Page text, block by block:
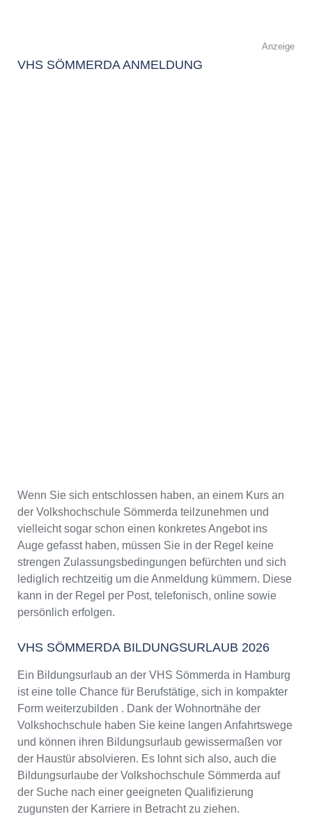
Anzeige
VHS SÖMMERDA ANMELDUNG
Wenn Sie sich entschlossen haben, an einem Kurs an
der Volkshochschule Sömmerda teilzunehmen und
vielleicht sogar schon einen konkretes Angebot ins
Auge gefasst haben, müssen Sie in der Regel keine
strengen Zulassungsbedingungen befürchten und sich
lediglich rechtzeitig um die Anmeldung kümmern. Diese
kann in der Regel per Post, telefonisch, online sowie
persönlich erfolgen.
VHS SÖMMERDA BILDUNGSURLAUB 2026
Ein Bildungsurlaub an der VHS Sömmerda in Hamburg
ist eine tolle Chance für Berufstätige, sich in kompakter
Form weiterzubilden . Dank der Wohnortnähe der
Volkshochschule haben Sie keine langen Anfahrtswege
und können ihren Bildungsurlaub gewissermaßen vor
der Haustür absolvieren. Es lohnt sich also, auch die
Bildungsurlaube der Volkshochschule Sömmerda auf
der Suche nach einer geeigneten Qualifizierung
zugunsten der Karriere in Betracht zu ziehen.